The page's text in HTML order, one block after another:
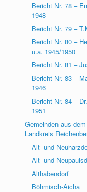
Bericht Nr. 78 –
1948
Bericht Nr. 79 –
Bericht Nr. 80 –
u.a. 1945/1950
Bericht Nr. 81 –
Bericht Nr. 83 –
1946
Bericht Nr. 84 –
1951
Gemeinden aus
Landkreis
Alt- und
Alt- und
Althabendorf
Böhmisch-Aicha